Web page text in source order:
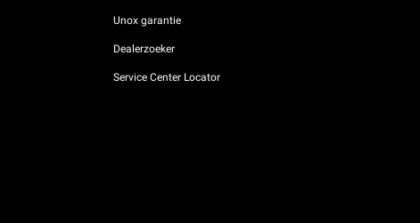
Unox garantie
Dealerzoeker
Service Center Locator